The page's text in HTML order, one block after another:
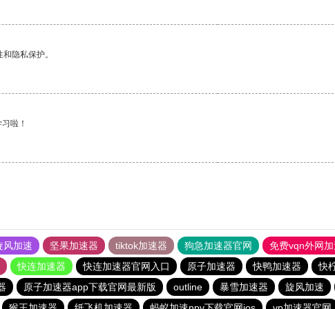
隐私保护。
啦！
风加速 坚果加速器 tiktok加速器 狗急加速器官网 免费vqn外网加
快连加速器 快连加速器官网入口 原子加速器 快鸭加速器 快
原子加速器app下载官网最新版 outline 暴雪加速器 旋风加速